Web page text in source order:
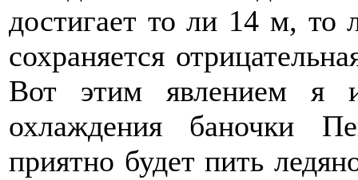
достигает то ли 14 м,
сохраняется
Вот этим явлением я и
охлаждения баночки
приятно будет пить